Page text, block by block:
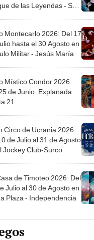
de las Leyendas - San
Montecarlo 2026: Del 17
hasta el 30 Agosto en
Militar - Jesús María
Místico Condor 2026:
de Junio. Explanada
21
Circo de Ucrania 2026:
de Julio al 31 de Agosto
Jockey Club-Surco
de Timoteo 2026: Del
Julio al 30 de Agosto en
Plaza - Independencia